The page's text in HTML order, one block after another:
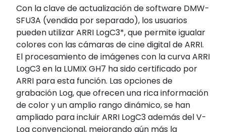
Con la clave de actualización de software DMW-
SFU3A (vendida por separado), los usuarios
pueden utilizar ARRI LogC3*, que permite igualar
colores con las cámaras de cine digital de ARRI.
El procesamiento de imágenes con la curva ARRI
LogC3 en la LUMIX GH7 ha sido certificado por
ARRI para esta función. Las opciones de
grabación Log, que ofrecen una rica información
de color y un amplio rango dinámico, se han
ampliado para incluir ARRI LogC3 además del V-
Log convencional, mejorando aún más la